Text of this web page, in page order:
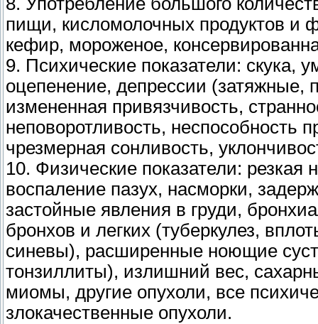
пищи, кисломолочных продуктов и
кефир, мороженое,
9. Психические показатели: скука,
оцепенение, депрессии
измененная привязчивость,
неповоротливость, неспособность
чрезмерная сонливость,
10. Физические показатели: резкая
воспаление пазух, насморки,
застойные явления в груди,
бронхов и легких (туберкулез,
синевы), расширенные ноющие
тонзиллиты), излишний вес,
миомы, другие опухоли, все
злокачественные опухоли.